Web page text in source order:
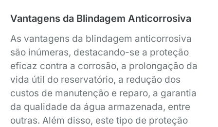
Vantagens da Blindagem Anticorrosiva
As vantagens da blindagem anticorrosiva
são inúmeras, destacando-se a proteção
eficaz contra a corrosão, a prolongação da
vida útil do reservatório, a redução dos
custos de manutenção e reparo, a garantia
da qualidade da água armazenada, entre
outras. Além disso, este tipo de proteção